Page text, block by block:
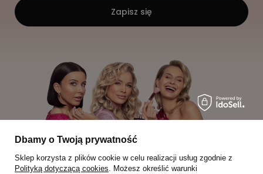
Zapisz się
Dbamy o Twoją prywatność
Sklep korzysta z plików cookie w celu realizacji usług zgodnie z
Polityką dotyczącą cookies. Możesz określić warunki